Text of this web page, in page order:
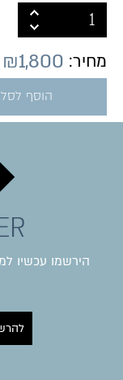
מחיר: ₪1,800
הוסף לסל
הירשמו עכשיו